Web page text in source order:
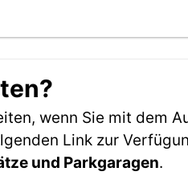
wenn Sie mit dem
Link zur
und Parkgaragen.